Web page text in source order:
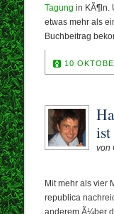
Tagung in KÃ¶ln.
etwas mehr als
Buchbeitrag
10
von
Mit mehr als vier
republica
anderem Ã¼ber